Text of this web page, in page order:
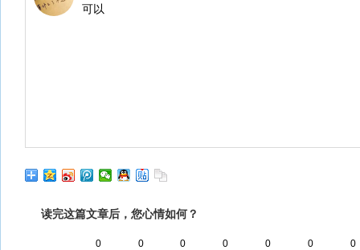
可以
读完这篇文章后，您心情如何？
0 0 0 0 0 0 0